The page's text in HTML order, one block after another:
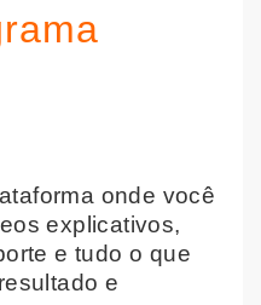
onde você
explicativos,
e tudo o que
e